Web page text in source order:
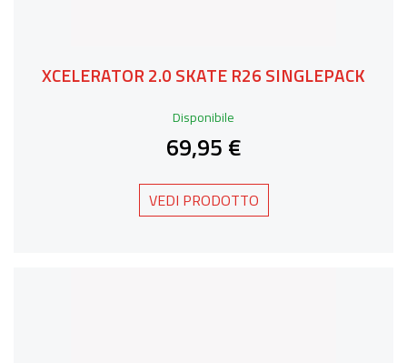
XCELERATOR 2.0 SKATE R26 SINGLEPACK
Disponibile
69,95 €
VEDI PRODOTTO